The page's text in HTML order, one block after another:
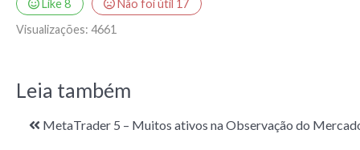
Like8 Não foi útil 17
Visualizações: 4661
Leia também
MetaTrader 5 – Muitos ativos na Observação do